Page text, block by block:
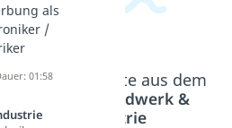
Beliebte Inhalte aus dem
Handwerk &
Industrie
als
/
01:58